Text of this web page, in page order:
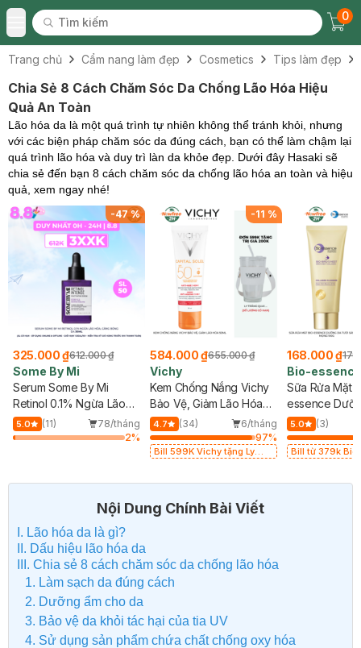
Toggle Menu
Tìm kiếm
Tìm kiếm
0
Trang chủ Cẩm nang làm đẹp Cosmetics Tips làm đẹp
Chia Sẻ 8 Cách Chăm Sóc Da Chống Lão Hóa Hiệu
Quả An Toàn
Lão hóa da là một quá trình tự nhiên không thể tránh khỏi, nhưng
với các biện pháp chăm sóc da đúng cách, bạn có thể làm chậm lại
quá trình lão hóa và duy trì làn da khỏe đẹp. Dưới đây Hasaki sẽ
chia sẻ đến bạn 8 cách chăm sóc da chống lão hóa an toàn và hiệu
quả, xem ngay nhé!
-47%
325.000 ₫612.000 ₫
Some By Mi
Serum Some By Mi
Retinol 0.1% Ngừa Lão
Hóa, Căng Bóng Da
30ml
5.0 (11)
78/tháng
2%
-11 %
584.000 ₫655.000 ₫
Vichy
Kem Chống Nắng Vichy
Bảo Vệ, Giảm Lão Hóa
50ml
4.7 (34)
6/tháng
97%
Bill 599K Vichy tặng Ly
168.000 ₫
Bio-
Sữa Rửa Mặt
essence
Sáng Căng
5.0 (3)
Bill từ 379k
Nội Dung Chính Bài Viết
I. Lão hóa da là gì?
II. Dấu hiệu lão hóa da
III. Chia sẻ 8 cách chăm sóc da chống lão hóa
1. Làm sạch da đúng cách
2. Dưỡng ẩm cho da
3. Bảo vệ da khỏi tác hại của tia UV
4. Sử dụng sản phẩm chứa chất chống oxy hóa